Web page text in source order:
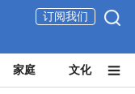
订阅我们
家庭 文化